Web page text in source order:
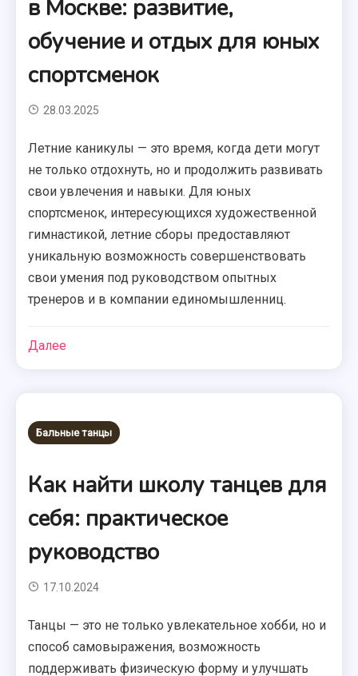
в Москве: развитие,
обучение и отдых для юных
спортсменок
28.03.2025
Летние каникулы — это время, когда дети могут
не только отдохнуть, но и продолжить развивать
свои увлечения и навыки. Для юных
спортсменок, интересующихся художественной
гимнастикой, летние сборы предоставляют
уникальную возможность совершенствовать
свои умения под руководством опытных
тренеров и в компании единомышленниц.
Далее
Бальные танцы
Как найти школу танцев для
себя: практическое
руководство
17.10.2024
Танцы — это не только увлекательное хобби, но и
способ самовыражения, возможность
поддерживать физическую форму и улучшать